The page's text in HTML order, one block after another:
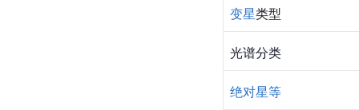
变星类型
光谱分类
绝对星等